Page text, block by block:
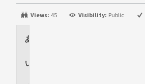
Views: 45 Visibility: Public